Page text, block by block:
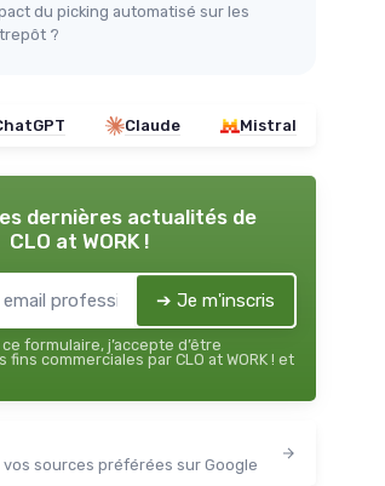
du picking automatisé sur les
?
Claude Mistral
dernières actualités de
CLO at WORK !
➔ Je m'inscris
formulaire, j’accepte d’être
fins commerciales par CLO at WORK ! et
sources préférées sur Google